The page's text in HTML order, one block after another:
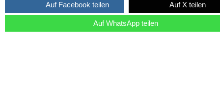
Auf Facebook teilen Auf X teilen
Auf WhatsApp teilen